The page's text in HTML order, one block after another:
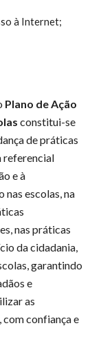
à Internet;
Plano de Ação
constitui-se
de práticas
referencial
e à
escolas, na
nas práticas
da cidadania,
garantindo
e
as
confiança e